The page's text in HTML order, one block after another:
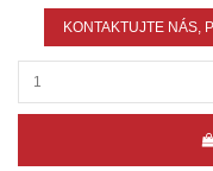
KONTAKTUJTE NÁS,